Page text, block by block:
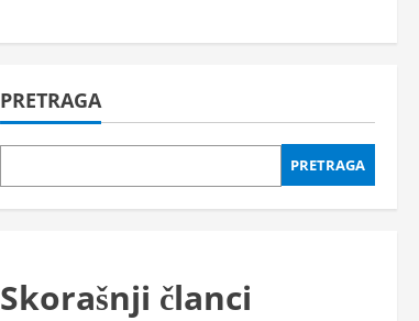
PRETRAGA
PRETRAGA
Skorašnji članci